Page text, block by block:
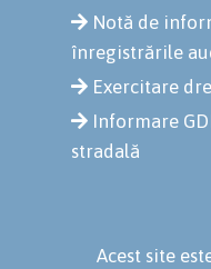
Notă de
înregistrările
Exercitare
Informare
stradală
Acest site